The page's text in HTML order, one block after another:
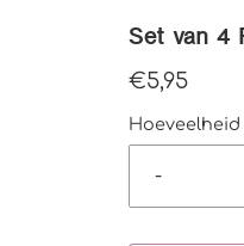
Set van 4
€5,95
Hoeveelheid
-